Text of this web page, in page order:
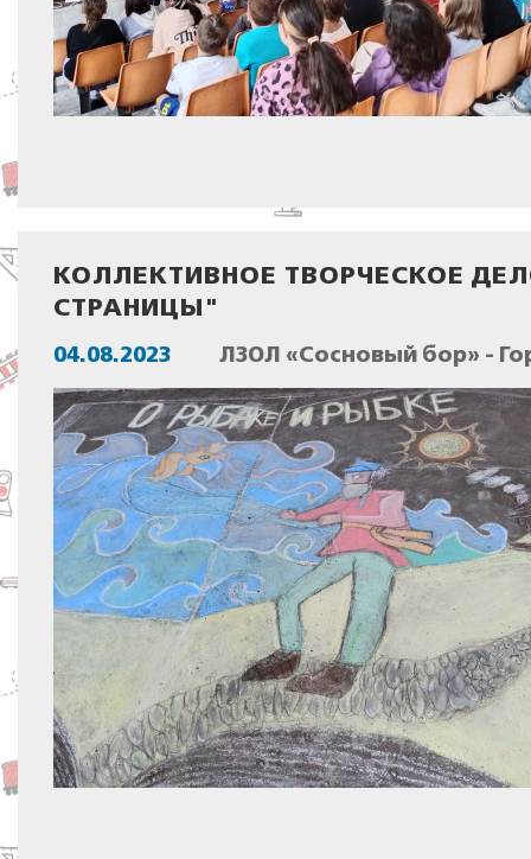
КОЛЛЕКТИВНОЕ ТВОРЧЕСКОЕ
СТРАНИЦЫ"
04.08.2023 ЛЗОЛ «Сосновый бор» -